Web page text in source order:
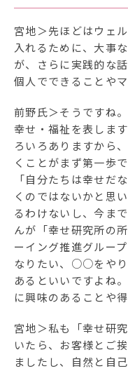
宮地＞先ほどはウェ
入れるために、大事
が、さらに実践的な
個人でできることや
前野氏＞そうですね
幸せ・福祉を表しま
ろいろありますから
くことがまず第一歩
「自分たちは幸せだ
くのではないかと思
るわけないし、今ま
んが「幸せ研究所の
ーイング推進グルー
なりたい、○○をやり
あるといいですよね
に興味のあることや
宮地＞私も「幸せ研
いたら、お客様とご
ましたし、自然と自